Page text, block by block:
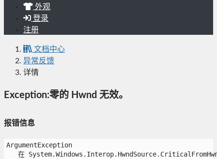
外观
登录
注册
文档中心
异常反馈
详情
Exception:零的 Hwnd 无效。
报错信息
ArgumentException
在